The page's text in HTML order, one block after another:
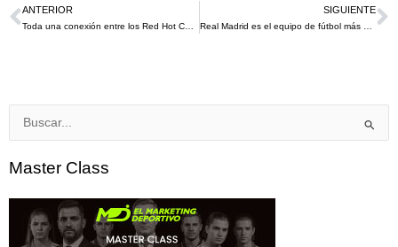
Ant
ANTERIOR
Toda una conexión entre los Red Hot Chili Peppers y LA Lakers, la cual se afianza este 2022 con su nuevo álbum «Unlimited Love»
SIGUIENTE
Real Madrid es el equipo de fútbol más valioso en el 2022 según Brand Finance
Buscar
Master Class